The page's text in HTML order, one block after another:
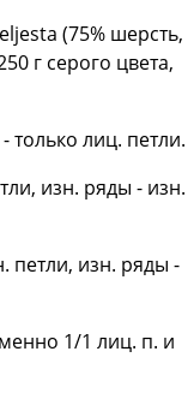
(75% шерсть,
г серого цвета,
только лиц. петли.
изн. ряды - изн.
петли, изн. ряды -
1/1 лиц. п. и